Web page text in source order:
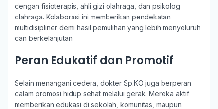
dengan fisioterapis, ahli gizi olahraga, dan psikolog
olahraga. Kolaborasi ini memberikan pendekatan
multidisipliner demi hasil pemulihan yang lebih menyeluruh
dan berkelanjutan.
Peran Edukatif dan Promotif
Selain menangani cedera, dokter Sp.KO juga berperan
dalam promosi hidup sehat melalui gerak. Mereka aktif
memberikan edukasi di sekolah, komunitas, maupun